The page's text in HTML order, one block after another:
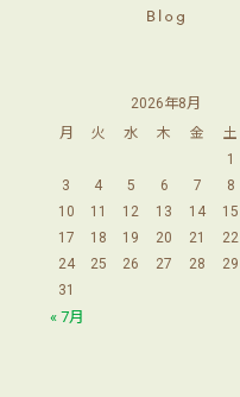
2026年8月
月
火 水 木 金 土
« 7月
1
3
4 5 6 7 8
10
11 12 13 14 15
17
18 19 20 21 22
24
25 26 27 28 29
31